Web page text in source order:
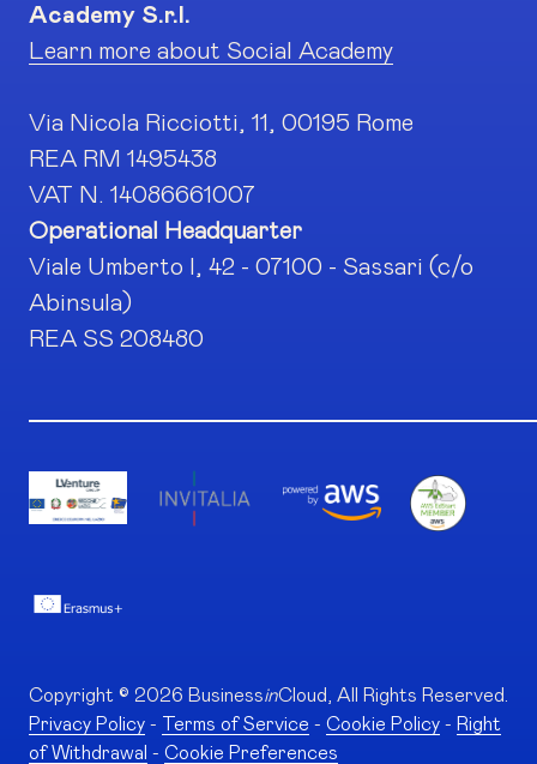
Academy S.r.l.
Learn more about Social Academy
Via Nicola Ricciotti, 11, 00195 Rome
REA RM 1495438
VAT N. 14086661007
Operational Headquarter
Viale Umberto I, 42 - 07100 - Sassari (c/o
Abinsula)
REA SS 208480
Copyright © 2026 BusinessinCloud, All Rights Reserved.
Privacy Policy - Terms of Service - Cookie Policy - Right
of Withdrawal - Cookie Preferences